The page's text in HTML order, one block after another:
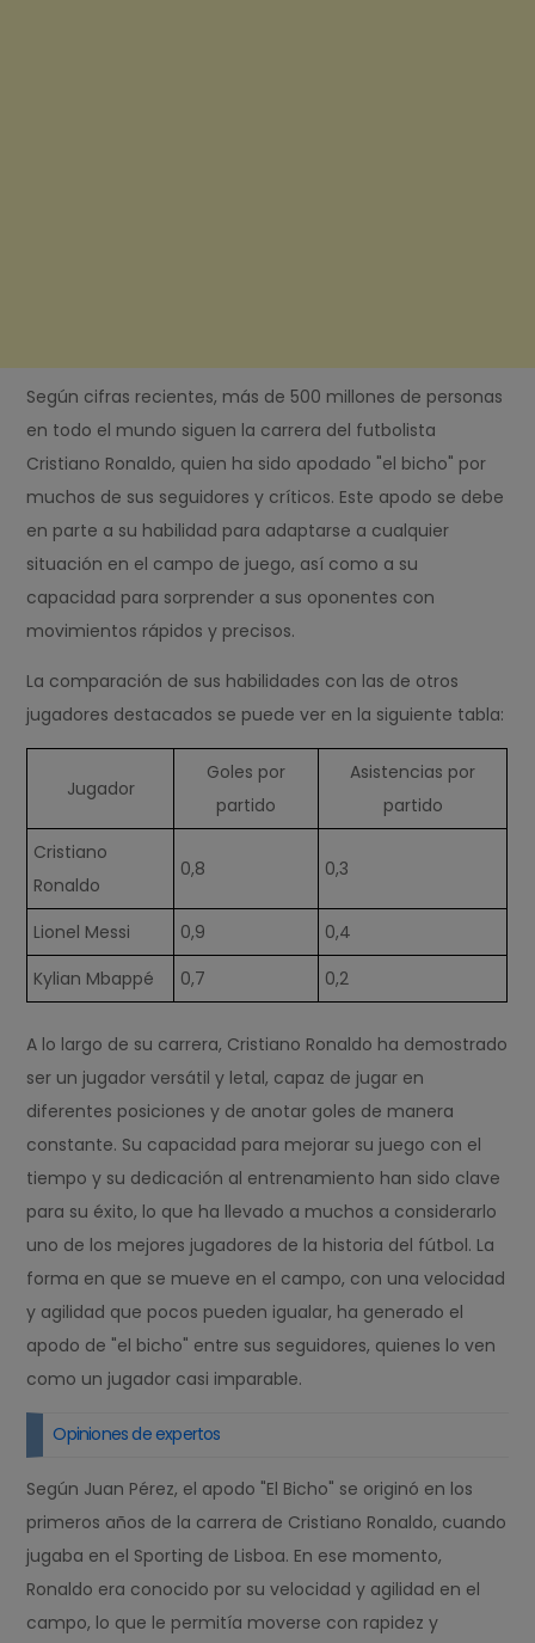
Según cifras recientes, más de 500 millones de personas
en todo el mundo siguen la carrera del futbolista
Cristiano Ronaldo, quien ha sido apodado "el bicho" por
muchos de sus seguidores y críticos. Este apodo se debe
en parte a su habilidad para adaptarse a cualquier
situación en el campo de juego, así como a su
capacidad para sorprender a sus oponentes con
movimientos rápidos y precisos.
La comparación de sus habilidades con las de otros
jugadores destacados se puede ver en la siguiente tabla:
Jugador
Goles por
partido
Asistencias por
partido
Cristiano
Ronaldo
0,8 0,3
Lionel Messi 0,9
0,4
Kylian Mbappé
0,7 0,2
A lo largo de su carrera, Cristiano Ronaldo ha demostrado
ser un jugador versátil y letal, capaz de jugar en
diferentes posiciones y de anotar goles de manera
constante. Su capacidad para mejorar su juego con el
tiempo y su dedicación al entrenamiento han sido clave
para su éxito, lo que ha llevado a muchos a considerarlo
uno de los mejores jugadores de la historia del fútbol. La
forma en que se mueve en el campo, con una velocidad
y agilidad que pocos pueden igualar, ha generado el
apodo de "el bicho" entre sus seguidores, quienes lo ven
como un jugador casi imparable.
Opiniones de expertos
Según Juan Pérez, el apodo "El Bicho" se originó en los
primeros años de la carrera de Cristiano Ronaldo, cuando
jugaba en el Sporting de Lisboa. En ese momento,
Ronaldo era conocido por su velocidad y agilidad en el
campo, lo que le permitía moverse con rapidez y